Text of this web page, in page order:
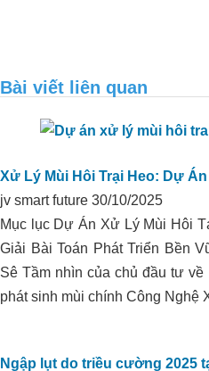
Sáng –
HẠ PHÈN
CARBON CHO
Bài viết liên quan
Xử Lý Mùi Hôi Trại Heo: Dự
jv smart future 30/10/2025
Mục lục Dự Án Xử Lý Mùi Hôi
Giải Bài Toán Phát Triển Bền
Sê Tầm nhìn của chủ đầu tư
phát sinh mùi chính Công Nghệ
Ngập lụt do triều cường 2025